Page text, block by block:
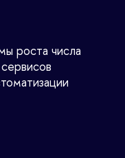
роста числа